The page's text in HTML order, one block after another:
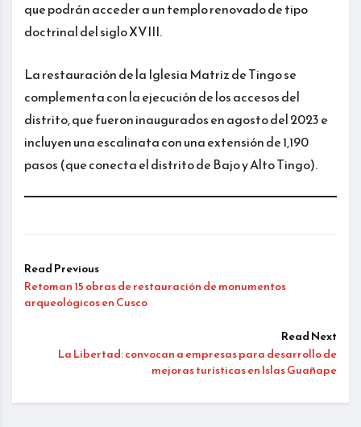
que podrán acceder a un templo renovado de tipo
doctrinal del siglo XVIII.
La restauración de la Iglesia Matriz de Tingo se
complementa con la ejecución de los accesos del
distrito, que fueron inaugurados en agosto del 2023 e
incluyen una escalinata con una extensión de 1,190
pasos (que conecta el distrito de Bajo y Alto Tingo).
Read Previous
Retoman 15 obras de restauración de monumentos
arqueológicos en Cusco
Read Next
La Libertad: convocan a empresas para desarrollo de
mejoras turísticas en Islas Guañape